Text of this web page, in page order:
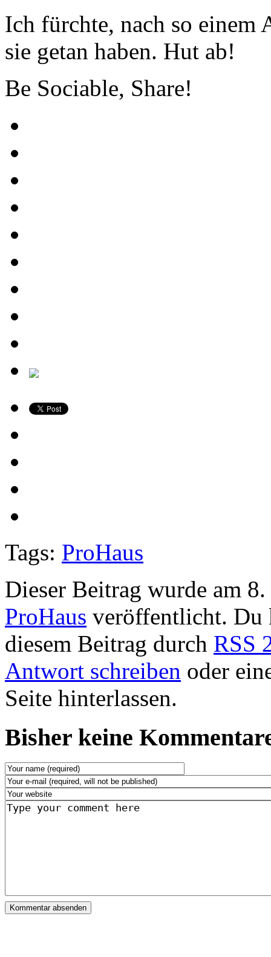
Ich fürchte, nach so einem
sie getan haben. Hut ab!
Be Sociable, Share!
Tags: ProHaus
Dieser Beitrag wurde am
ProHaus veröffentlicht. Du
diesem Beitrag durch RSS
Antwort schreiben oder
Seite hinterlassen.
Bisher keine